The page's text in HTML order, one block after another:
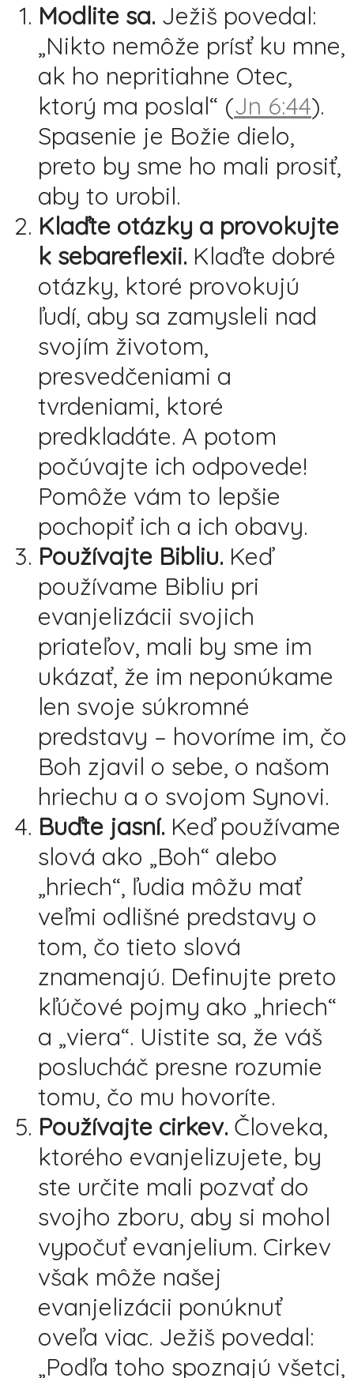
Modlite sa. Ježiš povedal:
„Nikto nemôže prísť ku mne,
ak ho nepritiahne Otec,
ktorý ma poslal“ (Jn 6:44).
Spasenie je Božie dielo,
preto by sme ho mali prosiť,
aby to urobil.
Klaďte otázky a provokujte
k sebareflexii. Klaďte dobré
otázky, ktoré provokujú
ľudí, aby sa zamysleli nad
svojím životom,
presvedčeniami a
tvrdeniami, ktoré
predkladáte. A potom
počúvajte ich odpovede!
Pomôže vám to lepšie
pochopiť ich a ich obavy.
Používajte Bibliu. Keď
používame Bibliu pri
evanjelizácii svojich
priateľov, mali by sme im
ukázať, že im neponúkame
len svoje súkromné
predstavy – hovoríme im, čo
Boh zjavil o sebe, o našom
hriechu a o svojom Synovi.
Buďte jasní. Keď používame
slová ako „Boh“ alebo
„hriech“, ľudia môžu mať
veľmi odlišné predstavy o
tom, čo tieto slová
znamenajú. Definujte preto
kľúčové pojmy ako „hriech“
a „viera“. Uistite sa, že váš
poslucháč presne rozumie
tomu, čo mu hovoríte.
Používajte cirkev. Človeka,
ktorého evanjelizujete, by
ste určite mali pozvať do
svojho zboru, aby si mohol
vypočuť evanjelium. Cirkev
však môže našej
evanjelizácii ponúknuť
oveľa viac. Ježiš povedal:
„Podľa toho spoznajú všetci,